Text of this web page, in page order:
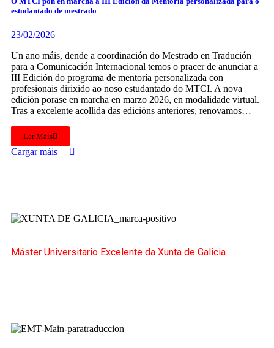
estudantado de mestrado
23/02/2026
Un ano máis, dende a coordinación do Mestrado en Tradución
para a Comunicación Internacional temos o pracer de anunciar a
III Edición do programa de mentoría personalizada con
profesionais dirixido ao noso estudantado do MTCI. A nova
edición porase en marcha en marzo 2026, en modalidade virtual.
Tras a excelente acollida das edicións anteriores, renovamos…
Ler Máis
Cargar máis
Máster Universitario Excelente da Xunta de Galicia